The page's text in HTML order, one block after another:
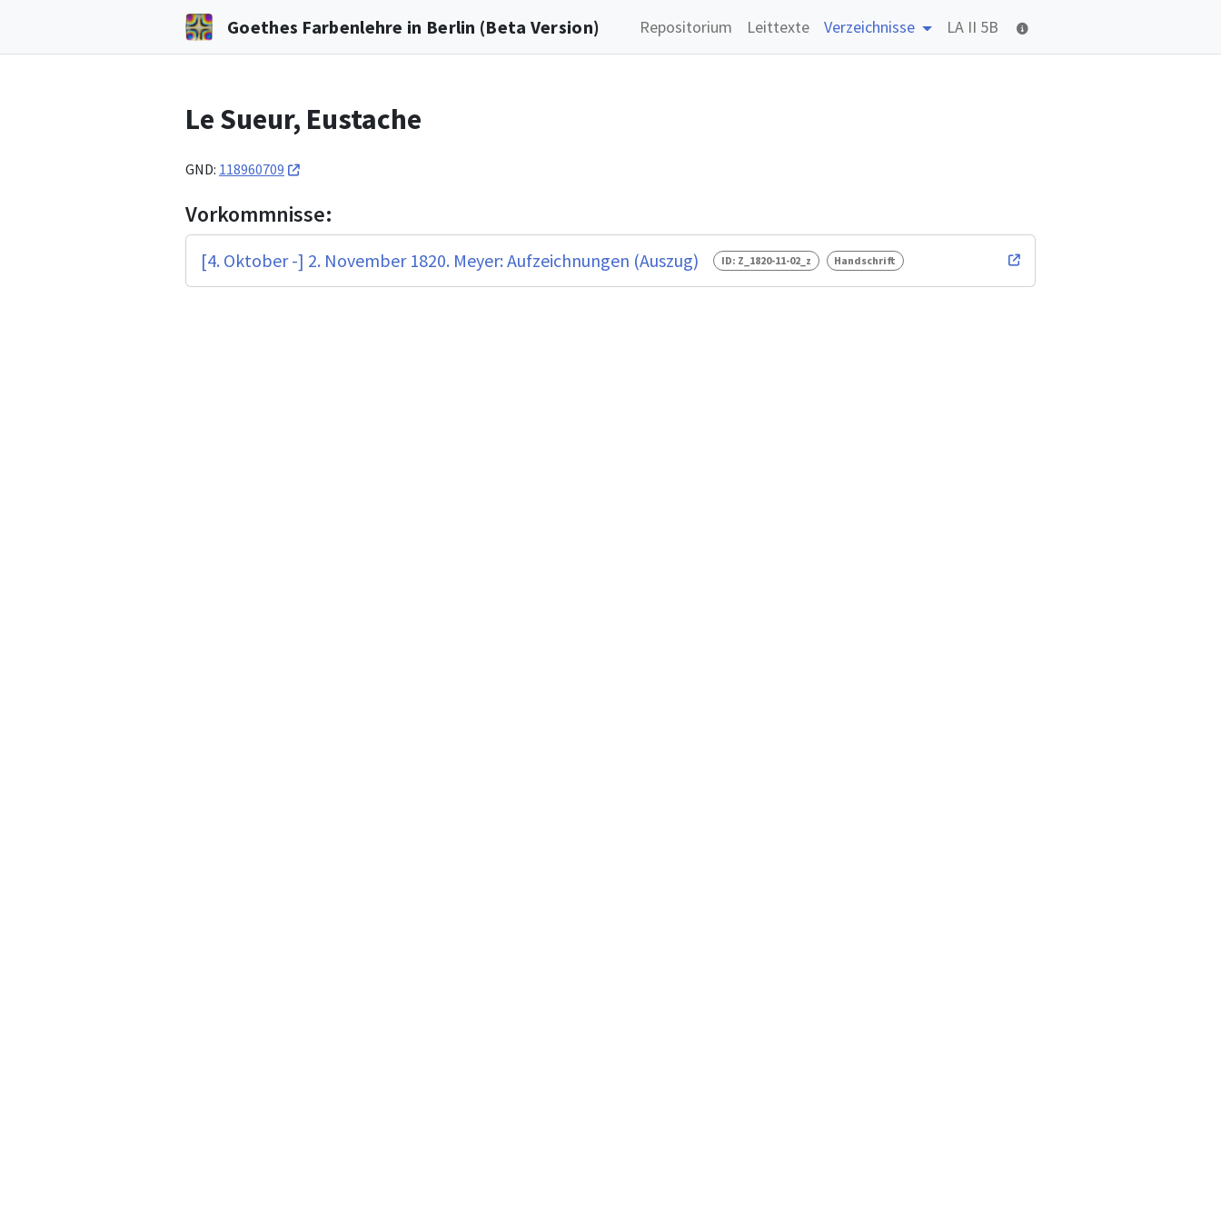
Goethes Farbenlehre in Berlin (Beta Version) Repositorium Leittexte Verzeichnisse LA II 5B
Le Sueur, Eustache
GND: 118960709
Vorkommnisse:
[4. Oktober -] 2. November 1820. Meyer: Aufzeichnungen (Auszug) ID: Z_1820-11-02_z Handschrift